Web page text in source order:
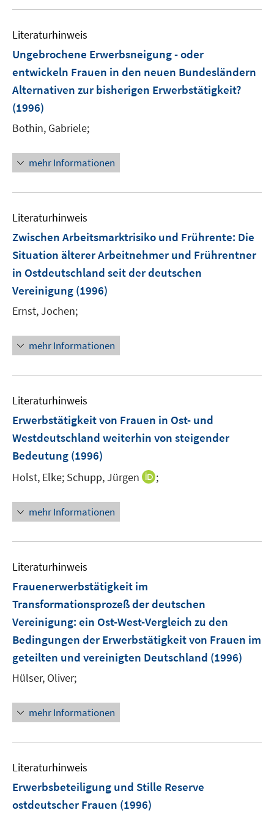
e
n
s
n
Literaturhinweis
Ungebrochene Erwerbsneigung - oder
entwickeln Frauen in den neuen Bundesländern
Alternativen zur bisherigen Erwerbstätigkeit?
(1996)
Bothin, Gabriele;
mehr Informationen
Literaturhinweis
Zwischen Arbeitsmarktrisiko und Frührente: Die
Situation älterer Arbeitnehmer und Frührentner
in Ostdeutschland seit der deutschen
Vereinigung (1996)
Ernst, Jochen;
mehr Informationen
Literaturhinweis
Erwerbstätigkeit von Frauen in Ost- und
Westdeutschland weiterhin von steigender
Bedeutung (1996)
Holst, Elke; Schupp, Jürgen
I
n
s
t
e
e
;
mehr Informationen
Literaturhinweis
Frauenerwerbstätigkeit im
Transformationsprozeß der deutschen
Vereinigung: ein Ost-West-Vergleich zu den
Bedingungen der Erwerbstätigkeit von Frauen im
geteilten und vereinigten Deutschland (1996)
Hülser, Oliver;
mehr Informationen
Literaturhinweis
Erwerbsbeteiligung und Stille Reserve
ostdeutscher Frauen (1996)